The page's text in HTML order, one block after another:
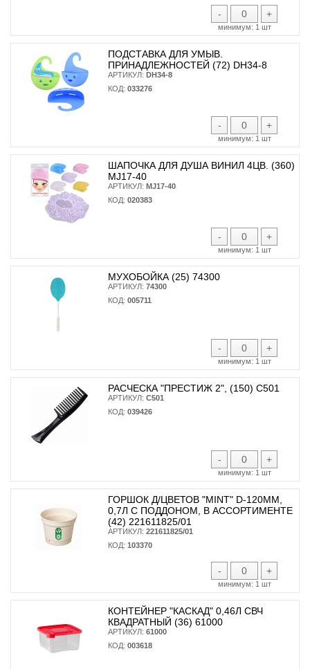
- +
минимум: 1 шт
ПОДСТАВКА ДЛЯ УМЫВ.
ПРИНАДЛЕЖНОСТЕЙ (72) DH34-8
АРТИКУЛ: DH34-8
КОД: 033276
- +
минимум: 1 шт
ШАПОЧКА ДЛЯ ДУША ВИНИЛ 4ЦВ. (360)
MJ17-40
АРТИКУЛ: MJ17-40
КОД: 020383
- +
минимум: 1 шт
МУХОБОЙКА (25) 74300
АРТИКУЛ: 74300
КОД: 005711
- +
минимум: 1 шт
РАСЧЕСКА "ПРЕСТИЖ 2", (150) С501
АРТИКУЛ: С501
КОД: 039426
- +
минимум: 1 шт
ГОРШОК Д/ЦВЕТОВ "MINT" D-120ММ,
0,7Л С ПОДДОНОМ, В АССОРТИМЕНТЕ
(42) 221611825/01
АРТИКУЛ: 221611825/01
КОД: 103370
- +
минимум: 1 шт
КОНТЕЙНЕР "КАСКАД" 0,46Л СВЧ
КВАДРАТНЫЙ (36) 61000
АРТИКУЛ: 61000
КОД: 003618